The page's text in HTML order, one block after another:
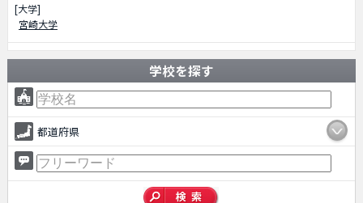
[大学]
宮崎大学
学校を探す
都道府県